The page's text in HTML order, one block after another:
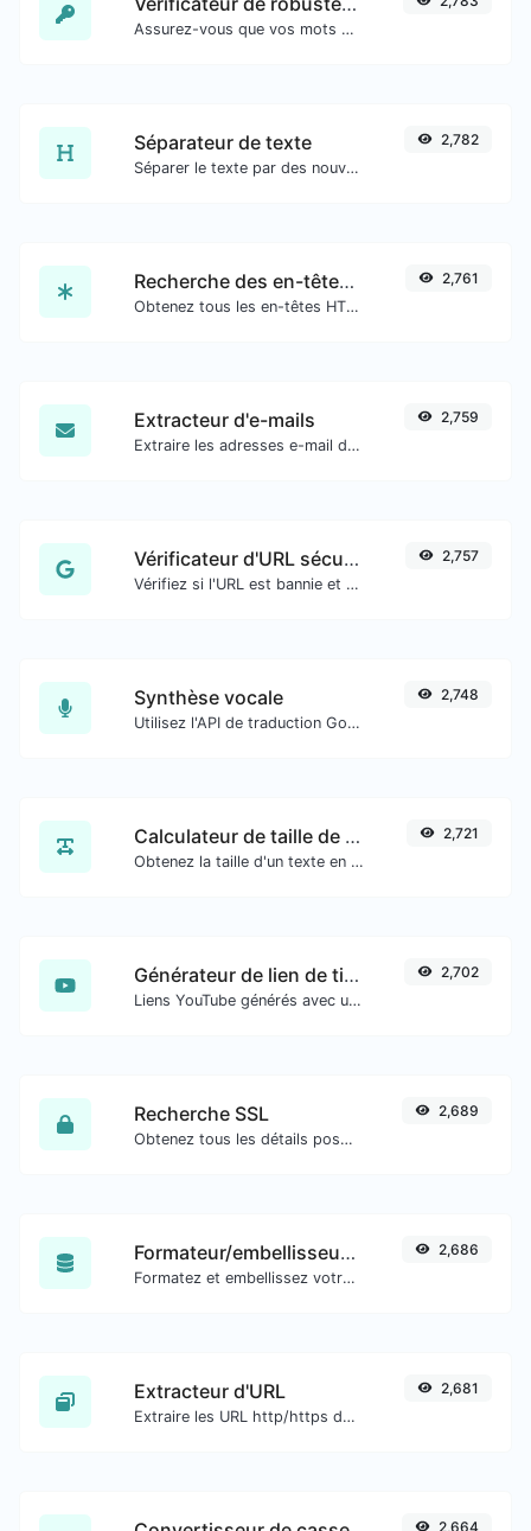
Assurez-vous que vos mots de passe sont suffisamment sécurisés.
Séparateur de texte
Séparer le texte par des nouvelles lignes, des virgules, des points... etc.
2,782
Recherche des en-têtes HTTP
Obtenez tous les en-têtes HTTP qu'une URL renvoie pour une requête GET typique.
2,761
Extracteur d'e-mails
Extraire les adresses e-mail de tout type de contenu textuel.
2,759
Vérificateur d'URL sécurisé
Vérifiez si l'URL est bannie et marquée comme sûre/risquée par Google.
2,757
Synthèse vocale
Utilisez l'API de traduction Google pour générer de l'audio de synthèse vocale.
2,748
Calculateur de taille de texte
Obtenez la taille d'un texte en octets (B), kilooctets (KB) ou mégaoctets (MB).
2,721
Générateur de lien de timestamp YouTube
Liens YouTube générés avec un horodatage de début exact, utiles pour les utilisateurs mobiles.
2,702
Recherche SSL
Obtenez tous les détails possibles sur un certificat SSL.
2,689
Formateur/embellisseur SQL
Formatez et embellissez votre code SQL en toute simplicité.
2,686
Extracteur d'URL
Extraire les URL http/https de tout type de contenu textuel.
2,681
2,664